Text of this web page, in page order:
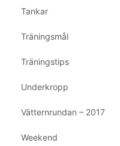
Tankar
Träningsmål
Träningstips
Underkropp
Vätternrundan – 2017
Weekend